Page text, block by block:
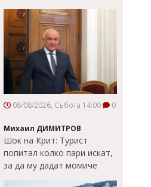
08/08/2026, Събота 14:00 0
Михаил ДИМИТРОВ
Шок на Крит: Турист
попитал колко пари искат,
за да му дадат момиче